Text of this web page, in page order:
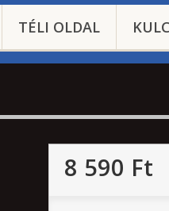
TÉLI OLDAL
8 590 Ft‎